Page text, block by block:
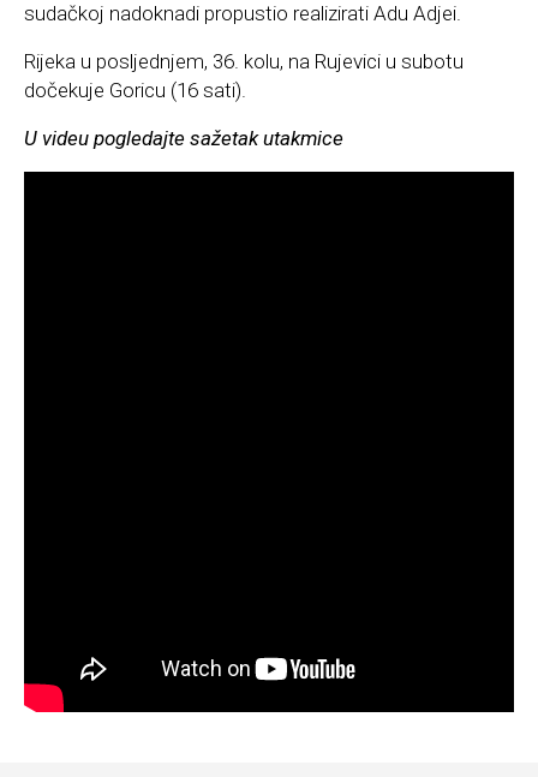
sudačkoj nadoknadi propustio realizirati Adu Adjei.
Rijeka u posljednjem, 36. kolu, na Rujevici u subotu
dočekuje Goricu (16 sati).
U videu pogledajte sažetak utakmice